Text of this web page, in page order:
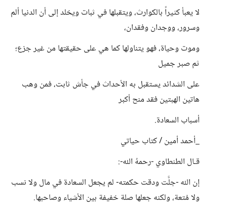
لا يعبأ كثيراً بالكوارث، ويتقبلها في ثبات ويخلد إلى أن الدنيا ألم
وسرور، ووجدان وفقدان،
وموت وحياة، فهو يتناولها كما هي على حقيقتها من غير جزع؛
ثم صبر جميل
على الشدائد يستقبل به الأحداث في جأش ثابت، فمن وهب
هاتين الهبتين فقد منح أكبر
أسباب السعادة.
_أحمد أمين / كتاب حياتي
قـال الطنطاوي -رحمهُ الله-:
إن الله -جلَّت ودقت حكمته- لم يجعل السعادة في مال ولا نسب
ولا مُتعة، ولكنه جعلها صلة خفيفة بين الأشياء وصاحبها.